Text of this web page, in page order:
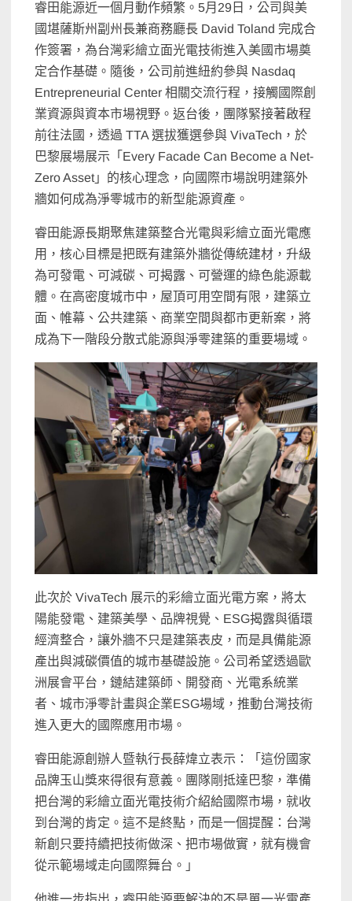
睿田能源近一個月動作頻繁。5月29日，公司與美
國堪薩斯州副州長兼商務廳長 David Toland 完成合
作簽署，為台灣彩繪立面光電技術進入美國市場奠
定合作基礎。隨後，公司前進紐約參與 Nasdaq
Entrepreneurial Center 相關交流行程，接觸國際創
業資源與資本市場視野。返台後，團隊緊接著啟程
前往法國，透過 TTA 選拔獲選參與 VivaTech，於
巴黎展場展示「Every Facade Can Become a Net-
Zero Asset」的核心理念，向國際市場說明建築外
牆如何成為淨零城市的新型能源資產。
睿田能源長期聚焦建築整合光電與彩繪立面光電應
用，核心目標是把既有建築外牆從傳統建材，升級
為可發電、可減碳、可揭露、可營運的綠色能源載
體。在高密度城市中，屋頂可用空間有限，建築立
面、帷幕、公共建築、商業空間與都市更新案，將
成為下一階段分散式能源與淨零建築的重要場域。
此次於 VivaTech 展示的彩繪立面光電方案，將太
陽能發電、建築美學、品牌視覺、ESG揭露與循環
經濟整合，讓外牆不只是建築表皮，而是具備能源
產出與減碳價值的城市基礎設施。公司希望透過歐
洲展會平台，鏈結建築師、開發商、光電系統業
者、城市淨零計畫與企業ESG場域，推動台灣技術
進入更大的國際應用市場。
睿田能源創辦人暨執行長薛煒立表示：「這份國家
品牌玉山獎來得很有意義。團隊剛抵達巴黎，準備
把台灣的彩繪立面光電技術介紹給國際市場，就收
到台灣的肯定。這不是終點，而是一個提醒：台灣
新創只要持續把技術做深、把市場做實，就有機會
從示範場域走向國際舞台。」